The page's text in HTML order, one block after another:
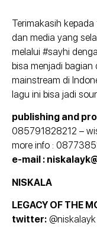
Terimakasih
dan media yang
melalui #sayhi
bisa menjadi
mainstream di
lagu ini bisa jadi
publishing and
085791828212 –
more info :
e-mail :
NISKALA
LEGACY OF THE
twitter: @niskalayk